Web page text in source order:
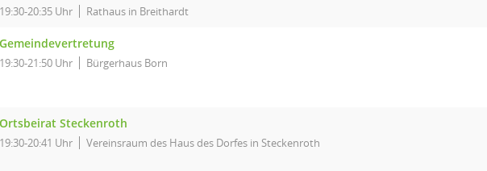
19:30-20:35 Uhr Rathaus in Breithardt
Gemeindevertretung
19:30-21:50 Uhr Bürgerhaus Born
Ortsbeirat Steckenroth
19:30-20:41 Uhr Vereinsraum des Haus des Dorfes in Steckenroth